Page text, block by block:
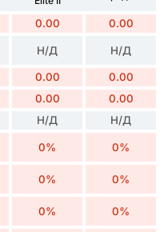
0.00 0.00
Н/Д Н/Д
0.00 0.00
0.00 0.00
Н/Д Н/Д
0% 0%
0% 0%
0% 0%